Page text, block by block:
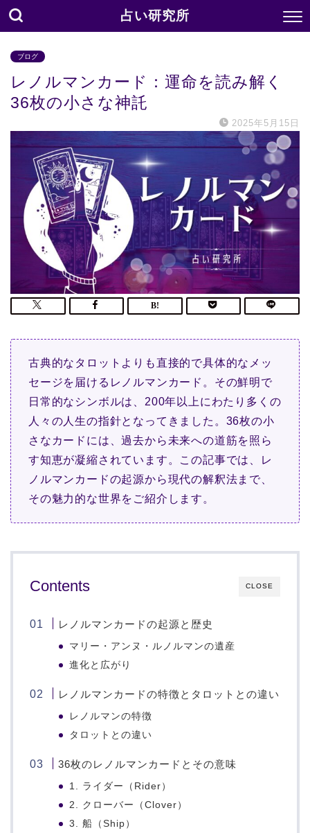
占い研究所
ブログ
レノルマンカード：運命を読み解く
36枚の小さな神託
2025年5月15日
古典的なタロットよりも直接的で具体的なメッ
セージを届けるレノルマンカード。その鮮明で
日常的なシンボルは、200年以上にわたり多くの
人々の人生の指針となってきました。36枚の小
さなカードには、過去から未来への道筋を照ら
す知恵が凝縮されています。この記事では、レ
ノルマンカードの起源から現代の解釈法まで、
その魅力的な世界をご紹介します。
CLOSE
Contents
レノルマンカードの起源と歴史
マリー・アンヌ・ルノルマンの遺産
進化と広がり
レノルマンカードの特徴とタロットとの違い
レノルマンの特徴
タロットとの違い
36枚のレノルマンカードとその意味
1. ライダー（Rider）
2. クローバー（Clover）
3. 船（Ship）